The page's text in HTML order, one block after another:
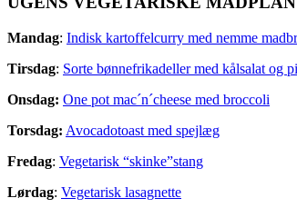
Mandag: Indisk kartoffelcurry med nemme
Tirsdag: Sorte bønnefrikadeller med kålsalat og
Onsdag: One pot mac´n´cheese med broccoli
Torsdag: Avocadotoast med spejlæg
Fredag: Vegetarisk “skinke”stang
Lørdag: Vegetarisk lasagnette